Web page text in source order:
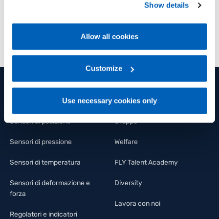
Gefran - Cookie
policy.
regarding processing of personal data, at the following
Gefran - Privacy Policy.
Show details
Allow all cookies
Customize
Use necessary cookies only
PRODOTTI E SOLUZIONI
Sensori di posizione
Sensori di pressione
Sensori di temperatura
Sensori di deformazione e
forza
Regolatori e indicatori
GRUPPO
Gruppo
Welfare
FLY Talent Academy
Diversity
Lavora con noi